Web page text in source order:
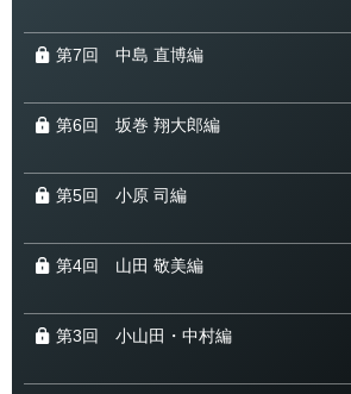
第7回 中島 直博編
第6回 坂巻 翔大郎編
第5回 小原 司編
第4回 山田 敬美編
第3回 小山田・中村編